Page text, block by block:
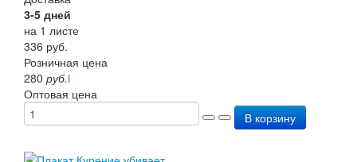
3-5 дней
на 1 листе
336 руб.
Розничная цена
280 руб.i
Оптовая цена
В корзину